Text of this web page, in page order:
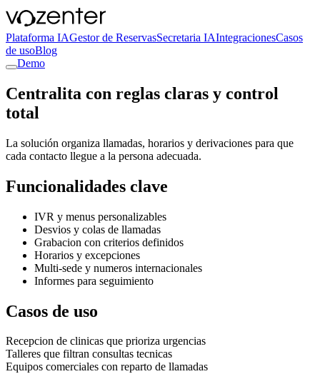
Plataforma IAGestor de ReservasSecretaria IAIntegracionesCasos
de usoBlog
Demo
Centralita con reglas claras y control
total
La solución organiza llamadas, horarios y derivaciones para que
cada contacto llegue a la persona adecuada.
Funcionalidades clave
IVR y menus personalizables
Desvios y colas de llamadas
Grabacion con criterios definidos
Horarios y excepciones
Multi-sede y numeros internacionales
Informes para seguimiento
Casos de uso
Recepcion de clinicas que prioriza urgencias
Talleres que filtran consultas tecnicas
Equipos comerciales con reparto de llamadas